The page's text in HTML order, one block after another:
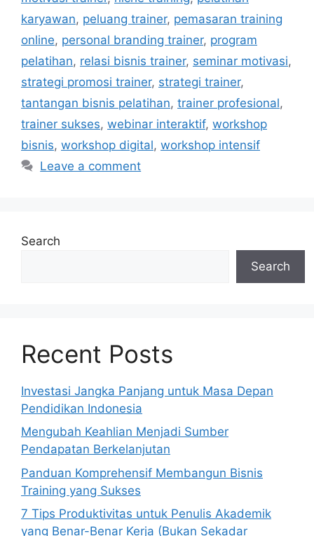
karyawan, peluang trainer, pemasaran training
online, personal branding trainer, program
pelatihan, relasi bisnis trainer, seminar motivasi,
strategi promosi trainer, strategi trainer,
tantangan bisnis pelatihan, trainer profesional,
trainer sukses, webinar interaktif, workshop
bisnis, workshop digital, workshop intensif
Leave a comment
Search
Search
Recent Posts
Investasi Jangka Panjang untuk Masa Depan
Pendidikan Indonesia
Mengubah Keahlian Menjadi Sumber
Pendapatan Berkelanjutan
Panduan Komprehensif Membangun Bisnis
Training yang Sukses
7 Tips Produktivitas untuk Penulis Akademik
yang Benar-Benar Kerja (Bukan Sekadar